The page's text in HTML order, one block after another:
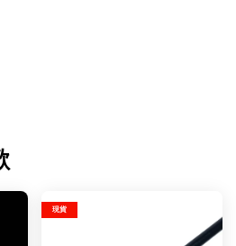
現貨